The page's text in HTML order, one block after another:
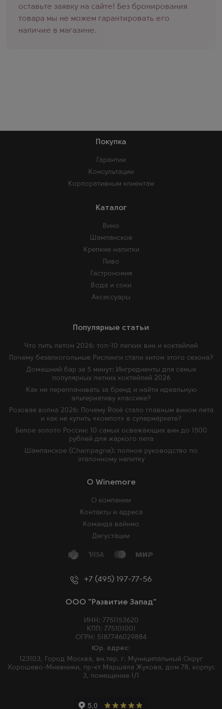
оставьте заявку на сайте! Без бронирования
товара мы не можем гарантировать его
наличие в магазине.
+7 (495) 197-77-56
ООО "Развитие Запад"
ИНН: 7751153620
КПП: 775101001
ОГРН: 5187746029884
Юр. адрес:
123103, Город Москва, вн.тер. г. Муниципальный Округ
Хорошево-Мневники, пр-кт Маршала Жукова, дом 78, корпус
3, помещение 1/1
O Winemore
О компании
Контакты и адреса
Команда вайнмо
Дегустации
Покупка
Гарантии
Консультации
Корпоративным клиентам
Каталог
Вино
Шампанское
Крепкие напитки
Пиво
Гастрономия
Вода и соки
Аксессуары
Популярные статьи
Что пить летом 2026: топ-10 легких вин и коктейлей
Почему безалкогольные Рислинги стали хитом этого сезона?
Домашний бар за 5 минут: Ингредиенты для самых
популярных летних коктейлей 2026
Как не переплачивать за бренд и найти идеальную
альтернативу классике?
Розовая волна 2026: Почему Rosé стало главным вином лета
и как не купить «компот» в супермаркете?
Белое золото России: 10 самых освежающих вин до 1500
рублей для жаркого лета
Шампанское (Champagne): полное руководство по
эталонному напитку